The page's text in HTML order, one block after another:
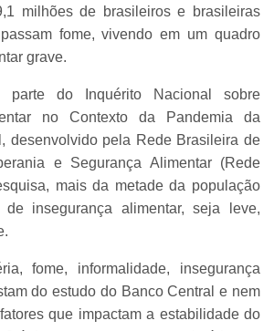
milhões de brasileiros e brasileiras
fome, vivendo em um quadro
grave.
parte do Inquérito Nacional sobre
no Contexto da Pandemia da
desenvolvido pela Rede Brasileira de
e Segurança Alimentar (Rede
mais da metade da população
insegurança alimentar, seja leve,
fome, informalidade, insegurança
do estudo do Banco Central e nem
que impactam a estabilidade do